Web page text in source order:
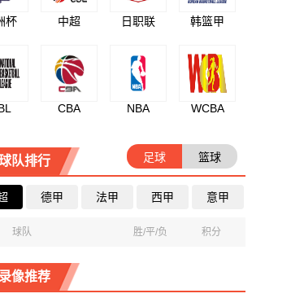
杯 中超 日职联 韩篮甲
CBA NBA WCBA
队排行 足球 篮球
德甲 法甲 西甲 意甲
球队 胜/平/负 积分
录像推荐